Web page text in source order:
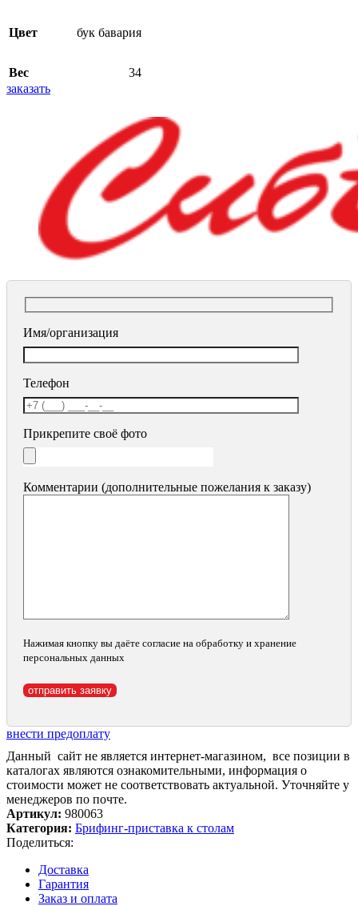
Цвет бук бавария
Вес
34
заказать
Имя/организация
Телефон
Прикрепите своё фото
Комментарии (дополнительные пожелания к заказу)
Нажимая кнопку вы даёте согласие на обработку и хранение
персональных данных
внести предоплату
Данный сайт не является интернет-магазином, все позиции в
каталогах являются ознакомительными, информация о
стоимости может не соответствовать актуальной. Уточняйте у
менеджеров по почте.
Артикул: 980063
Категория: Брифинг-приставка к столам
Поделиться:
Доставка
Гарантия
Заказ и оплата